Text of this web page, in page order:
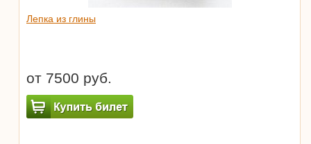
Лепка из глины
от 7500 руб.